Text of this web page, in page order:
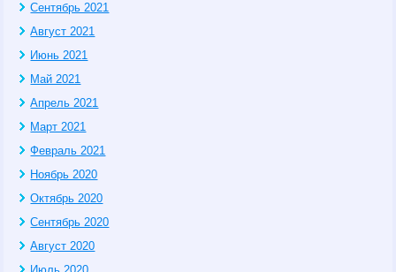
Сентябрь 2021
Август 2021
Июнь 2021
Май 2021
Апрель 2021
Март 2021
Февраль 2021
Ноябрь 2020
Октябрь 2020
Сентябрь 2020
Август 2020